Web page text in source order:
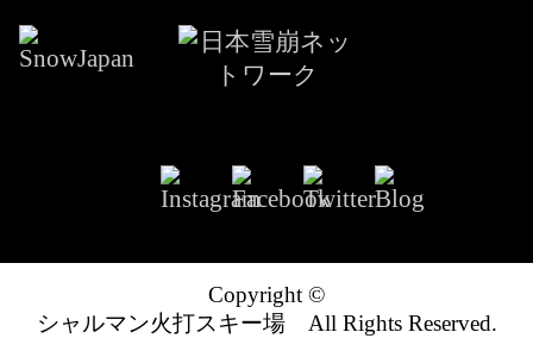
Copyright ©
シャルマン火打スキー場 All Rights Reserved.